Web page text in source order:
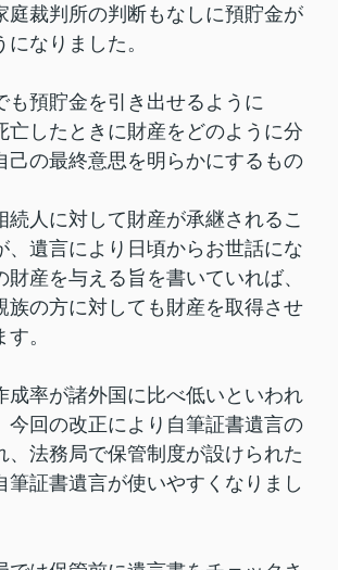
庭裁判所の判断もなしに預貯金が
なりました。
預貯金を引き出せるように
亡したときに財産をどのように分
己の最終意思を明らかにするもの
続人に対して財産が承継されるこ
、遺言により日頃からお世話にな
財産を与える旨を書いていれば、
族の方に対しても財産を取得させ
。
成率が諸外国に比べ低いといわれ
今回の改正により自筆証書遺言の
、法務局で保管制度が設けられた
筆証書遺言が使いやすくなりまし